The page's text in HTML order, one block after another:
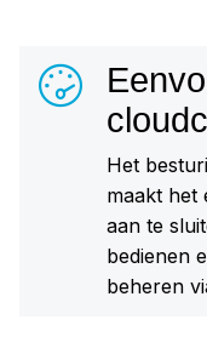
Het
maakt het
aan te
bedienen
beheren